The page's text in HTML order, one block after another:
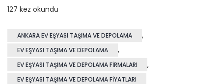
127 kez okundu
ANKARA EV EŞYASI TAŞIMA VE DEPOLAMA ,
EV EŞYASI TAŞIMA VE DEPOLAMA ,
EV EŞYASI TAŞIMA VE DEPOLAMA FIRMALARI ,
EV EŞYASI TAŞIMA VE DEPOLAMA FIYATLARI